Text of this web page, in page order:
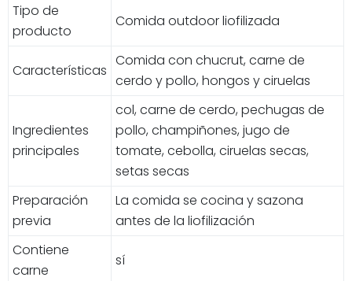
Tipo de
producto
Comida outdoor liofilizada
Características
Comida con chucrut, carne de
cerdo y pollo, hongos y ciruelas
Ingredientes
principales
col, carne de cerdo, pechugas de
pollo, champiñones, jugo de
tomate, cebolla, ciruelas secas,
setas secas
Preparación
previa
La comida se cocina y sazona
antes de la liofilización
Contiene
carne
sí